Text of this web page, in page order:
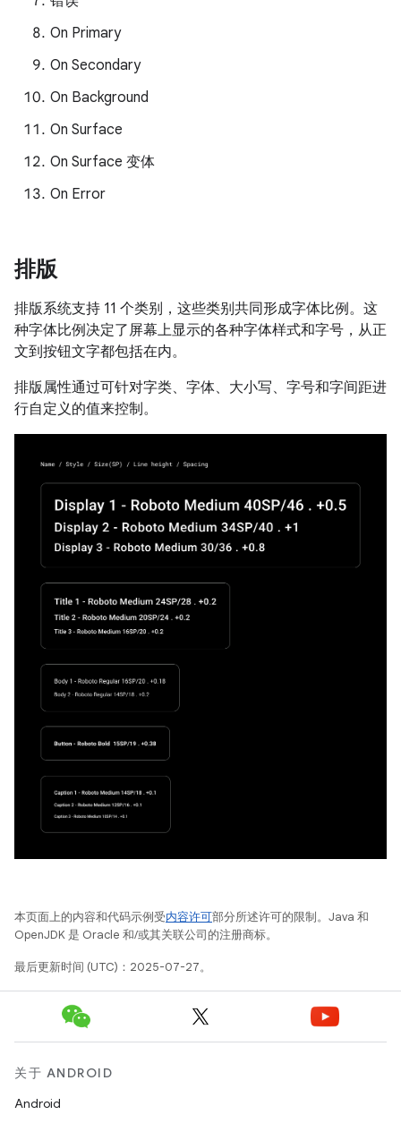
On Primary
On Secondary
On Background
On Surface
On Surface 变体
On Error
排版
排版系统支持 11 个类别，这些类别共同形成字体比例。这
种字体比例决定了屏幕上显示的各种字体样式和字号，从正
文到按钮文字都包括在内。
排版属性通过可针对字类、字体、大小写、字号和字间距进
行自定义的值来控制。
本页面上的内容和代码示例受内容许可部分所述许可的限制。Java 和
OpenJDK 是 Oracle 和/或其关联公司的注册商标。
最后更新时间 (UTC)：2025-07-27。
关于 ANDROID
Android